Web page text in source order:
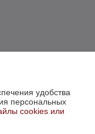
удобства
персональных
cookies или